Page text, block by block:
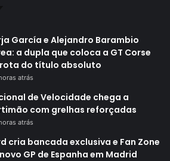
García e Alejandro Barambio
a dupla que coloca a GT Corse
do título absoluto
atrás
de Velocidade chega a
com grelhas reforçadas
atrás
cria bancada exclusiva e Fan Zone
GP de Espanha em Madrid